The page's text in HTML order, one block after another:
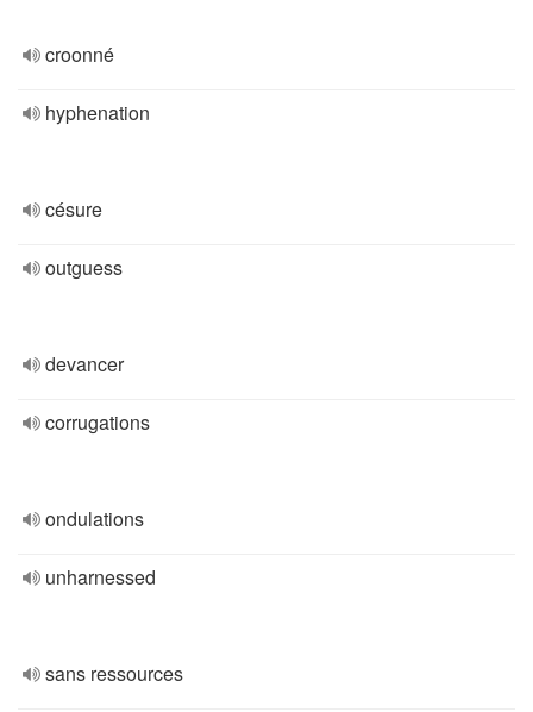
croonné
hyphenation
césure
outguess
devancer
corrugations
ondulations
unharnessed
sans ressources